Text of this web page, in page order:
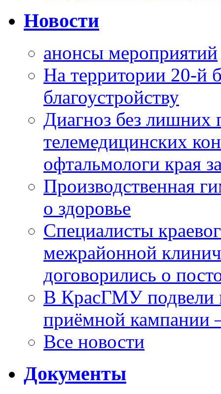
Новости
анонсы мероприятий
На территории 20-й
благоустройству
Диагноз без лишних
телемедицинских
офтальмологи края
Производственная
о здоровье
Специалисты
межрайонной
договорились о
В КрасГМУ подвели
приёмной кампании
Все новости
Документы